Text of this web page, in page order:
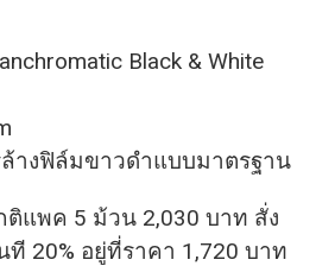
Black & White
างฟิล์มขาวดำแบบมาตรฐาน
ติแพค 5 ม้วน 2,030 บาท สั่ง
20% อยู่ที่ราคา 1,720 บาท